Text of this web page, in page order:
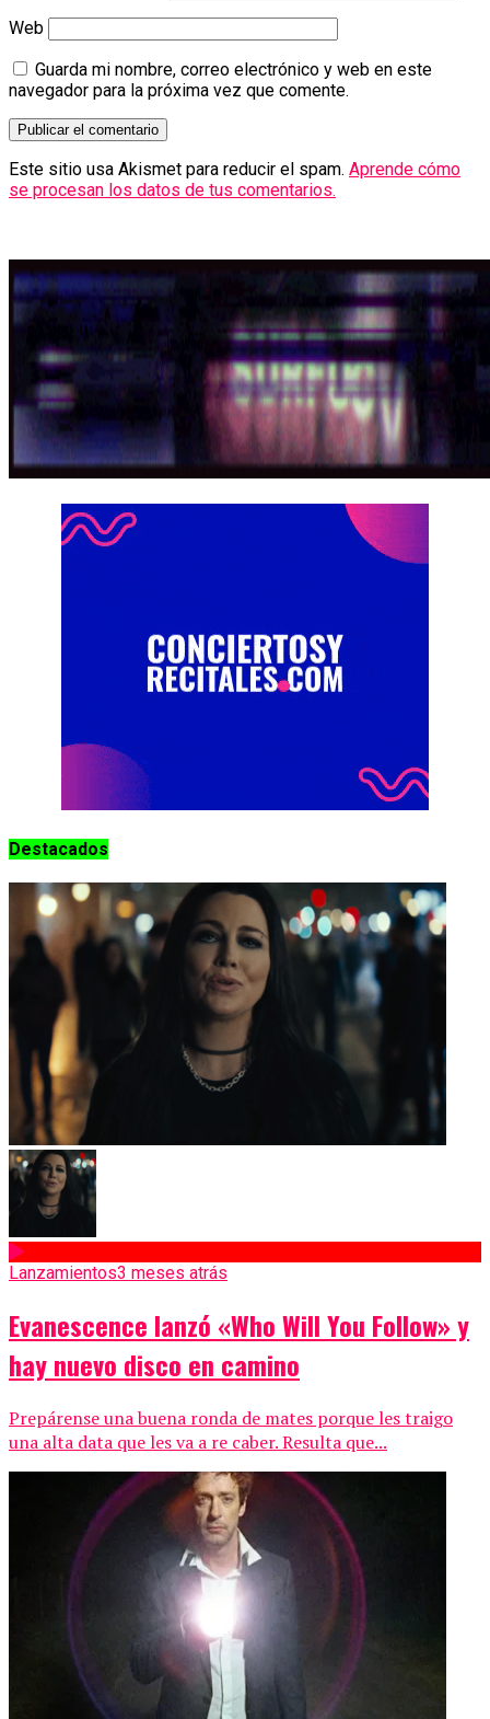
Web
Guarda mi nombre, correo electrónico y web en este
navegador para la próxima vez que comente.
Este sitio usa Akismet para reducir el spam. Aprende cómo
se procesan los datos de tus comentarios.
Destacados
Lanzamientos3 meses atrás
Evanescence lanzó «Who Will You Follow» y
hay nuevo disco en camino
Prepárense una buena ronda de mates porque les traigo
una alta data que les va a re caber. Resulta que...